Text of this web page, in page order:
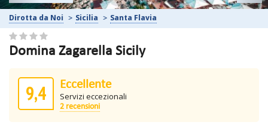
Dirotta da Noi Sicilia Santa Flavia
Domina Zagarella Sicily
9,4 Eccellente
Servizi eccezionali
2 recensioni